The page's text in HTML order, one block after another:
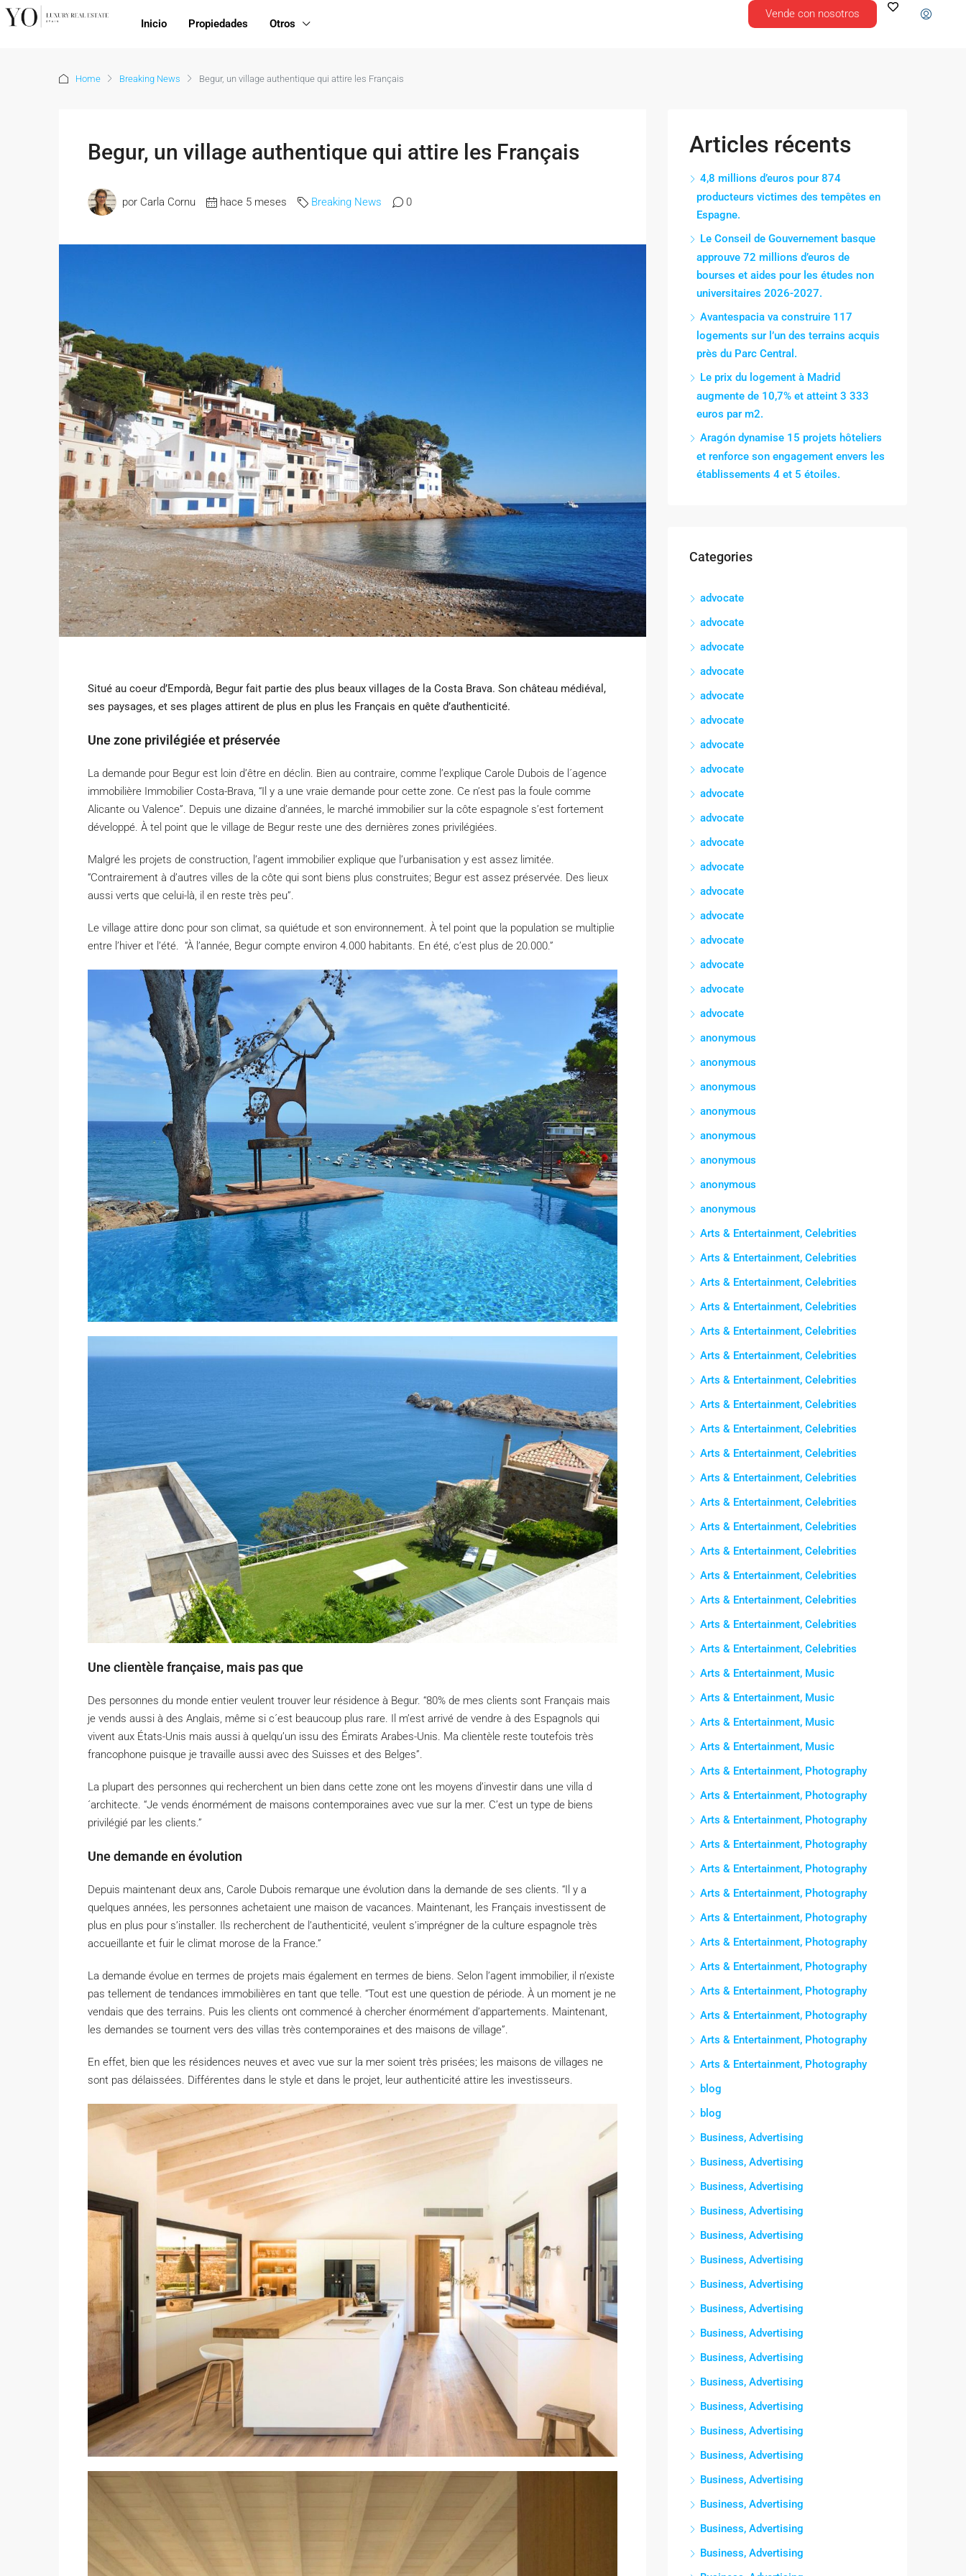
Inicio Propiedades Otros
Vende con nosotros
Home Breaking News Begur, un village authentique qui attire les Français
Begur, un village authentique qui attire les Français
por Carla Cornu hace 5 meses Breaking News 0
Situé au coeur d’Empordà, Begur fait partie des plus beaux villages de la Costa Brava. Son château médiéval,
ses paysages, et ses plages attirent de plus en plus les Français en quête d’authenticité.
Une zone privilégiée et préservée
La demande pour Begur est loin d’être en déclin. Bien au contraire, comme l’explique Carole Dubois de l´agence
immobilière Immobilier Costa-Brava, “Il y a une vraie demande pour cette zone. Ce n’est pas la foule comme
Alicante ou Valence”. Depuis une dizaine d’années, le marché immobilier sur la côte espagnole s’est fortement
développé. À tel point que le village de Begur reste une des dernières zones privilégiées.
Malgré les projets de construction, l’agent immobilier explique que l’urbanisation y est assez limitée.
“Contrairement à d’autres villes de la côte qui sont biens plus construites; Begur est assez préservée. Des lieux
aussi verts que celui-là, il en reste très peu”.
Le village attire donc pour son climat, sa quiétude et son environnement. À tel point que la population se multiplie
entre l’hiver et l’été. “À l’année, Begur compte environ 4.000 habitants. En été, c’est plus de 20.000.”
Une clientèle française, mais pas que
Des personnes du monde entier veulent trouver leur résidence à Begur. “80% de mes clients sont Français mais
je vends aussi à des Anglais, même si c´est beaucoup plus rare. Il m’est arrivé de vendre à des Espagnols qui
vivent aux États-Unis mais aussi à quelqu’un issu des Émirats Arabes-Unis. Ma clientèle reste toutefois très
francophone puisque je travaille aussi avec des Suisses et des Belges”.
La plupart des personnes qui recherchent un bien dans cette zone ont les moyens d’investir dans une villa d
´architecte. “Je vends énormément de maisons contemporaines avec vue sur la mer. C’est un type de biens
privilégié par les clients.”
Une demande en évolution
Depuis maintenant deux ans, Carole Dubois remarque une évolution dans la demande de ses clients. “Il y a
quelques années, les personnes achetaient une maison de vacances. Maintenant, les Français investissent de
plus en plus pour s’installer. Ils recherchent de l’authenticité, veulent s’imprégner de la culture espagnole très
accueillante et fuir le climat morose de la France.”
La demande évolue en termes de projets mais également en termes de biens. Selon l’agent immobilier, il n’existe
pas tellement de tendances immobilières en tant que telle. “Tout est une question de période. À un moment je ne
vendais que des terrains. Puis les clients ont commencé à chercher énormément d’appartements. Maintenant,
les demandes se tournent vers des villas très contemporaines et des maisons de village”.
En effet, bien que les résidences neuves et avec vue sur la mer soient très prisées; les maisons de villages ne
sont pas délaissées. Différentes dans le style et dans le projet, leur authenticité attire les investisseurs.
Articles récents
4,8 millions d’euros pour 874
producteurs victimes des tempêtes en
Espagne.
Le Conseil de Gouvernement basque
approuve 72 millions d’euros de
bourses et aides pour les études non
universitaires 2026-2027.
Avantespacia va construire 117
logements sur l’un des terrains acquis
près du Parc Central.
Le prix du logement à Madrid
augmente de 10,7% et atteint 3 333
euros par m2.
Aragón dynamise 15 projets hôteliers
et renforce son engagement envers les
établissements 4 et 5 étoiles.
Categories
advocate
advocate
advocate
advocate
advocate
advocate
advocate
advocate
advocate
advocate
advocate
advocate
advocate
advocate
advocate
advocate
advocate
advocate
anonymous
anonymous
anonymous
anonymous
anonymous
anonymous
anonymous
anonymous
Arts & Entertainment, Celebrities
Arts & Entertainment, Celebrities
Arts & Entertainment, Celebrities
Arts & Entertainment, Celebrities
Arts & Entertainment, Celebrities
Arts & Entertainment, Celebrities
Arts & Entertainment, Celebrities
Arts & Entertainment, Celebrities
Arts & Entertainment, Celebrities
Arts & Entertainment, Celebrities
Arts & Entertainment, Celebrities
Arts & Entertainment, Celebrities
Arts & Entertainment, Celebrities
Arts & Entertainment, Celebrities
Arts & Entertainment, Celebrities
Arts & Entertainment, Celebrities
Arts & Entertainment, Celebrities
Arts & Entertainment, Celebrities
Arts & Entertainment, Music
Arts & Entertainment, Music
Arts & Entertainment, Music
Arts & Entertainment, Music
Arts & Entertainment, Photography
Arts & Entertainment, Photography
Arts & Entertainment, Photography
Arts & Entertainment, Photography
Arts & Entertainment, Photography
Arts & Entertainment, Photography
Arts & Entertainment, Photography
Arts & Entertainment, Photography
Arts & Entertainment, Photography
Arts & Entertainment, Photography
Arts & Entertainment, Photography
Arts & Entertainment, Photography
Arts & Entertainment, Photography
blog
blog
Business, Advertising
Business, Advertising
Business, Advertising
Business, Advertising
Business, Advertising
Business, Advertising
Business, Advertising
Business, Advertising
Business, Advertising
Business, Advertising
Business, Advertising
Business, Advertising
Business, Advertising
Business, Advertising
Business, Advertising
Business, Advertising
Business, Advertising
Business, Advertising